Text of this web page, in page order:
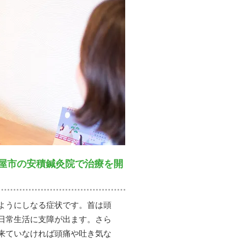
市の安積鍼灸院で治療を開
うにしなる症状です。首は頭
常生活に支障が出ます。さら
ていなければ頭痛や吐き気な